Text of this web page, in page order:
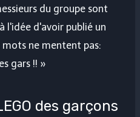
du groupe sont
l'idée d'avoir publié un
ne mentent pas:
gars !! »
des garçons